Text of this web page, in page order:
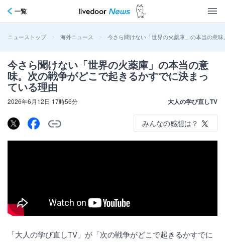
一覧
ニューストップ > 海外ニュース > 今さら聞けない「世界の火薬庫」の本当の意
今さら聞けない「世界の火薬庫」の本当の意
味。次の戦争がどこで起きるかすでに決まっ
ている理由
2026年6月12日 17時56分 大人の学び直しTV
みんなの感想は？
「大人の学び直しTV」が「次の戦争がどこで起きるかすでに